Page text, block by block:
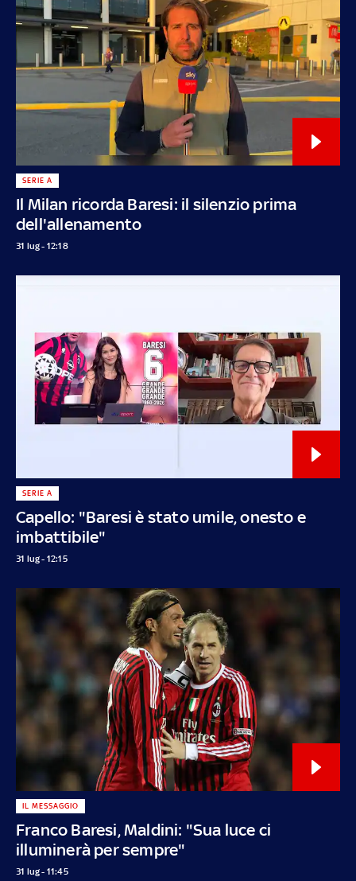
Il Milan ricorda Baresi: il silenzio prima
dell'allenamento
SERIE A
31 lug - 12:18
Capello: "Baresi è stato umile, onesto e
imbattibile"
SERIE A
31 lug - 12:15
Franco Baresi, Maldini: "Sua luce ci
illuminerà per sempre"
IL MESSAGGIO
31 lug - 11:45